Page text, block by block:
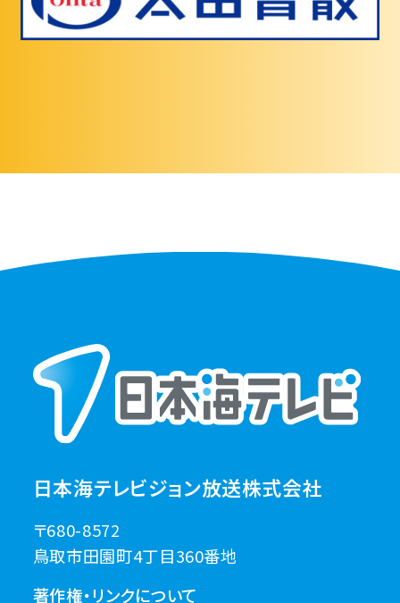
日本海テレビジョン放送株式会社
〒680-8572
鳥取市田園町4丁目360番地
著作権・リンクについて